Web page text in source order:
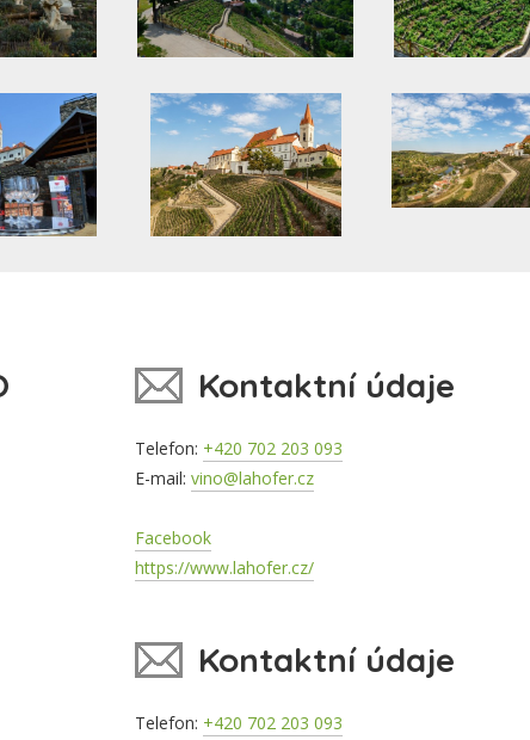
Kontaktní údaje
Telefon: +420 702 203 093
E-mail: vino@lahofer.cz
Facebook
https://www.lahofer.cz/
Kontaktní údaje
Telefon: +420 702 203 093